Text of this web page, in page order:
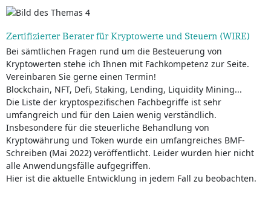
Zertifizierter Berater für Kryptowerte und Steuern (WIRE)
Bei sämtlichen Fragen rund um die Besteuerung von
Kryptowerten stehe ich Ihnen mit Fachkompetenz zur Seite.
Vereinbaren Sie gerne einen Termin!
Blockchain, NFT, Defi, Staking, Lending, Liquidity Mining...
Die Liste der kryptospezifischen Fachbegriffe ist sehr
umfangreich und für den Laien wenig verständlich.
Insbesondere für die steuerliche Behandlung von
Kryptowährung und Token wurde ein umfangreiches BMF-
Schreiben (Mai 2022) veröffentlicht. Leider wurden hier nicht
alle Anwendungsfälle aufgegriffen.
Hier ist die aktuelle Entwicklung in jedem Fall zu beobachten.